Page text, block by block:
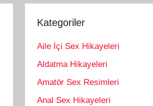
Kategoriler
Aile İçi Sex Hikayeleri
Aldatma Hikayeleri
Amatör Sex Resimleri
Anal Sex Hikayeleri